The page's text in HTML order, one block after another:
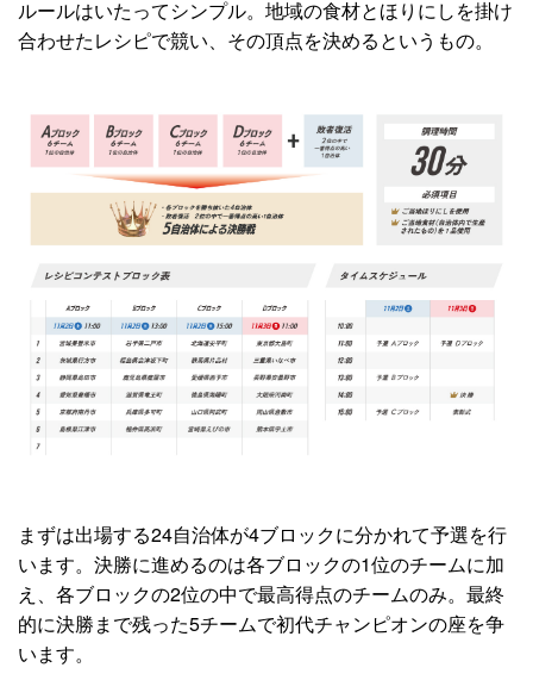
ルールはいたってシンプル。地域の食材とほりにしを掛け
合わせたレシピで競い、その頂点を決めるというもの。
まずは出場する24自治体が4ブロックに分かれて予選を行
います。決勝に進めるのは各ブロックの1位のチームに加
え、各ブロックの2位の中で最高得点のチームのみ。最終
的に決勝まで残った5チームで初代チャンピオンの座を争
います。